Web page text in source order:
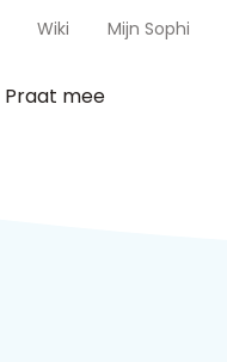
Wiki Mijn Sophi
Praat mee